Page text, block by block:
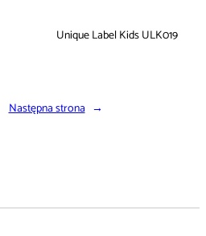
Unique Label Kids ULK019
Następna strona →